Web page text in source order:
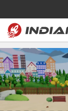
Magazín
Recenze
Videa